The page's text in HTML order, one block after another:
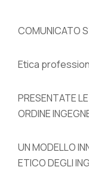
COMUNICATO
Etica
PRESENTATE
ORDINE
UN MODELLO
ETICO DEGLI